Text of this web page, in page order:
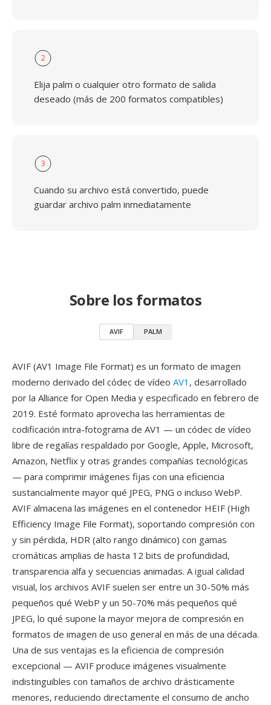
2
Elija palm o cualquier otro formato de salida
deseado (más de 200 formatos compatibles)
3
Cuando su archivo está convertido, puede
guardar archivo palm inmediatamente
Sobre los formatos
AVIF PALM
AVIF (AV1 Image File Format) es un formato de imagen
moderno derivado del códec de vídeo AV1 , desarrollado
por la Alliance for Open Media y especificado en febrero de
2019. Esté formato aprovecha las herramientas de
codificación intra-fotograma de AV1 — un códec de vídeo
libre de regalías respaldado por Google, Apple, Microsoft,
Amazon, Netflix y otras grandes compañías tecnológicas
— para comprimir imágenes fijas con una eficiencia
sustancialmente mayor qué JPEG, PNG o incluso WebP.
AVIF almacena las imágenes en el contenedor HEIF (High
Efficiency Image File Format), soportando compresión con
y sin pérdida, HDR (alto rango dinámico) con gamas
cromáticas amplias de hasta 12 bits de profundidad,
transparencia alfa y secuencias animadas. A igual calidad
visual, los archivos AVIF suelen ser entre un 30-50% más
pequeños qué WebP y un 50-70% más pequeños qué
JPEG, lo qué supone la mayor mejora de compresión en
formatos de imagen de uso general en más de una década.
Una de sus ventajas es la eficiencia de compresión
excepcional — AVIF produce imágenes visualmente
indistinguibles con tamaños de archivo drásticamente
menores, reduciendo directamente el consumo de ancho